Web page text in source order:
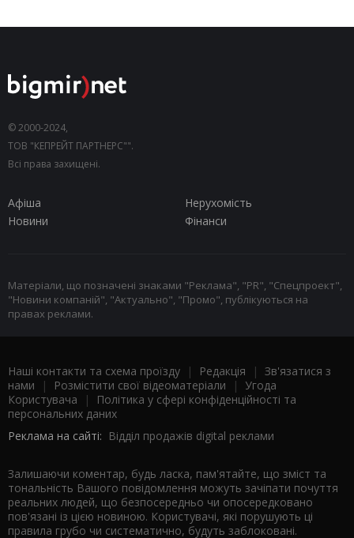
© 2000-2024,
ТОВ "КЕПРЕЙТ ПАРТНЕРС"".
Всі права захищені.
Афіша
Нерухомість
Новини
Фінанси
Матеріали, що позначені знаками "Реклама", "PR", "Спецпроект",
"Новини компаній", "Актуально", "Промо", публікуються на
правах реклами.
Наші контакти та схема проїзду | Редакція | Зв'язатися з
нами | Розмістити свої відеоматеріали | Угода
Користувача |
Політика у сфері конфіденційності та
персональних даних
Реклама на сайті: Відділ продажів digital реклами
Залишаючи коментар, будь ласка, пам'ятайте, що зміст та
тональність Вашого повідомлення можуть зачіпати почуття
реальних людей, що безпосередньо чи опосередковано
пов'язані із цією новиною. Користувачі, які порушують ці
правила грубо чи систематично, будуть заблоковані.